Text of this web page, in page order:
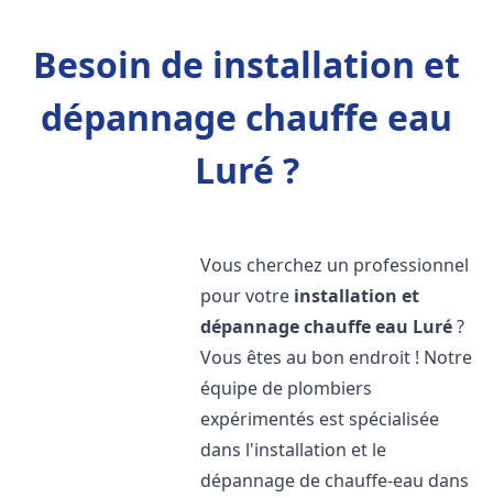
Besoin de installation et
dépannage chauffe eau
Luré ?
Vous cherchez un professionnel
pour votre installation et
dépannage chauffe eau Luré?
Vous êtes au bon endroit ! Notre
équipe de plombiers
expérimentés est spécialisée
dans l'installation et le
dépannage de chauffe-eau dans